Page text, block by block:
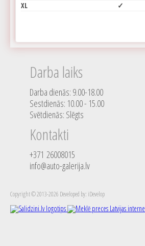
XL
✓
Darba laiks
Darba dienās: 9.00-18.00
Sestdienās: 10.00 - 15.00
Svētdienās: Slēgts
Kontakti
+371 26008015
info@auto-galerija.lv
Copyright © 2013-2026 Developed by: iDevelop